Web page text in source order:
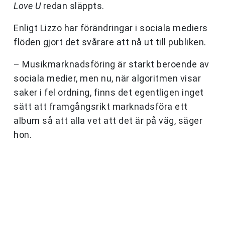
Love Uredan släppts.
Enligt Lizzo har förändringar i sociala mediers
flöden gjort det svårare att nå ut till publiken.
– Musikmarknadsföring är starkt beroende av
sociala medier, men nu, när algoritmen visar
saker i fel ordning, finns det egentligen inget
sätt att framgångsrikt marknadsföra ett
album så att alla vet att det är på väg, säger
hon.